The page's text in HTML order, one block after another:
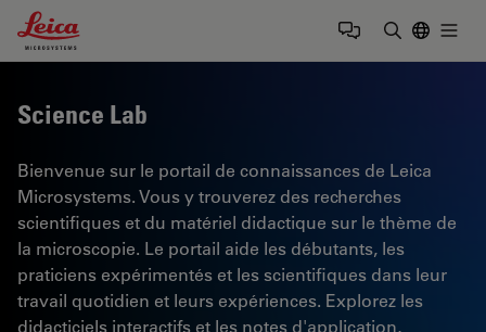
Leica Microsystems Logo
Science Lab
Bienvenue sur le portail de connaissances de Leica
Microsystems. Vous y trouverez des recherches
scientifiques et du matériel didactique sur le thème de
la microscopie. Le portail aide les débutants, les
praticiens expérimentés et les scientifiques dans leur
travail quotidien et leurs expériences. Explorez les
didacticiels interactifs et les notes d'application,